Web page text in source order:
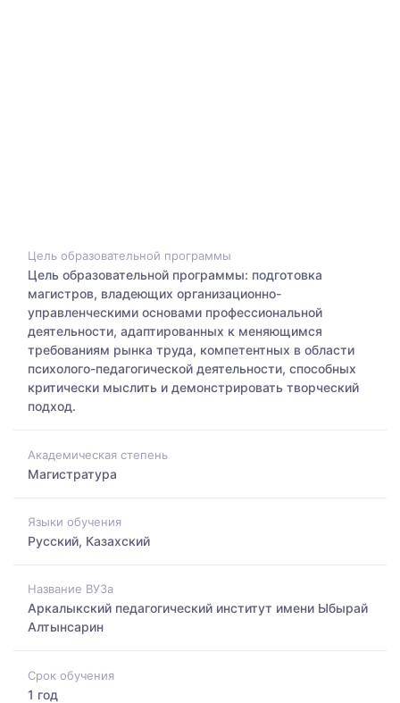
Цель образовательной программы
Цель образовательной программы: подготовка
магистров, владеющих организационно-
управленческими основами профессиональной
деятельности, адаптированных к меняющимся
требованиям рынка труда, компетентных в области
психолого-педагогической деятельности, способных
критически мыслить и демонстрировать творческий
подход.
Академическая степень
Магистратура
Языки обучения
Русский, Казахский
Название ВУЗа
Аркалыкский педагогический институт имени Ыбырай
Алтынсарин
Срок обучения
1 год